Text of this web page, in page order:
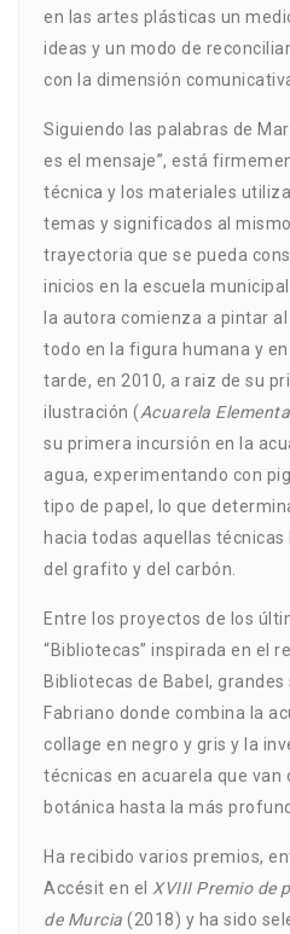
en las artes plásticas un
ideas y un modo de
con la dimensión
Siguiendo las palabras de
es el mensaje”, está
técnica y los materiales
temas y significados al
trayectoria que se pueda
inicios en la escuela
la autora comienza a pintar
todo en la figura humana y
tarde, en 2010, a raiz de su
ilustración (Acuarela
su primera incursión en la
agua, experimentando con
tipo de papel, lo que
hacia todas aquellas
del grafito y del carbón.
Entre los proyectos de los
“Bibliotecas” inspirada en el
Bibliotecas de Babel,
Fabriano donde combina la
collage en negro y gris y la
técnicas en acuarela que van
botánica hasta la más
Ha recibido varios premios,
Accésit en el XVIII Premio de
de Murcia (2018) y ha sido